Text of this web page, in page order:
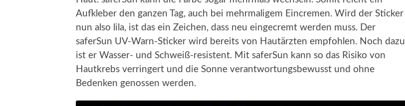
Aufkleber den ganzen Tag, auch bei mehrmaligem Eincremen. Wird der Sticker
nun also lila, ist das ein Zeichen, dass neu eingecremt werden muss. Der
saferSun UV-Warn-Sticker wird bereits von Hautärzten empfohlen. Noch dazu
ist er Wasser- und Schweiß-resistent. Mit saferSun kann so das Risiko von
Hautkrebs verringert und die Sonne verantwortungsbewusst und ohne
Bedenken genossen werden.